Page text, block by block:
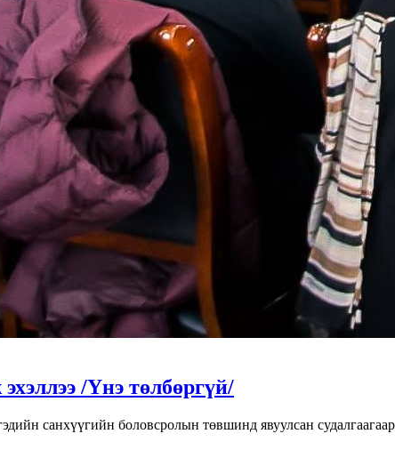
/Үнэ төлбөргүй/
санхүүгийн боловсролын төвшинд явуулсан